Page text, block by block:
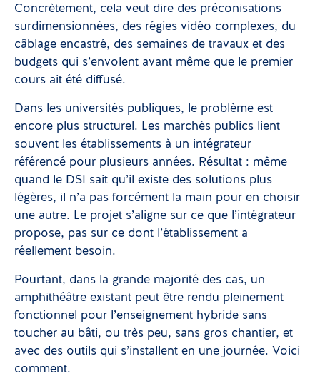
Concrètement, cela veut dire des préconisations
surdimensionnées, des régies vidéo complexes, du
câblage encastré, des semaines de travaux et des
budgets qui s’envolent avant même que le premier
cours ait été diffusé.
Dans les universités publiques, le problème est
encore plus structurel. Les marchés publics lient
souvent les établissements à un intégrateur
référencé pour plusieurs années. Résultat : même
quand le DSI sait qu’il existe des solutions plus
légères, il n’a pas forcément la main pour en choisir
une autre. Le projet s’aligne sur ce que l’intégrateur
propose, pas sur ce dont l’établissement a
réellement besoin.
Pourtant, dans la grande majorité des cas, un
amphithéâtre existant peut être rendu pleinement
fonctionnel pour l’enseignement hybride sans
toucher au bâti, ou très peu, sans gros chantier, et
avec des outils qui s’installent en une journée. Voici
comment.